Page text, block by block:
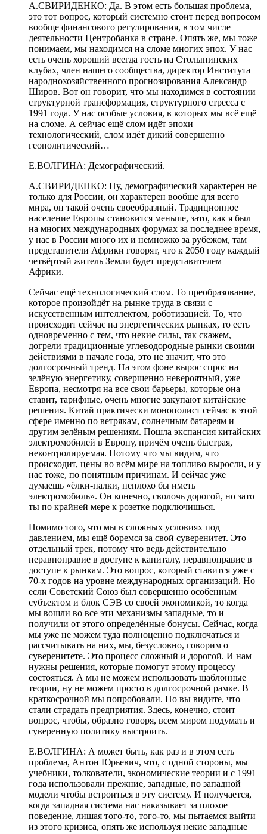
А.СВИРИДЕНКО: Да. В этом есть большая проблема,
это тот вопрос, который системно стоит перед вопросом
вообще финансового регулирования, в том числе
деятельности Центробанка в стране. Опять же, мы тоже
понимаем, мы находимся на сломе многих эпох. У нас
есть очень хороший всегда гость на Столыпинских
клубах, член нашего сообщества, директор Института
народнохозяйственного прогнозирования Александр
Широв. Вот он говорит, что мы находимся в состоянии
структурной трансформация, структурного стресса с
1991 года. У нас особые условия, в которых мы всё ещё
на сломе. А сейчас ещё слом идёт эпохи
технологический, слом идёт дикий совершенно
геополитический…
Е.ВОЛГИНА: Демографический.
А.СВИРИДЕНКО: Ну, демографический характерен не
только для России, он характерен вообще для всего
мира, он такой очень своеобразный. Традиционное
население Европы становится меньше, зато, как я был
на многих международных форумах за последнее время,
у нас в России много их и немножко за рубежом, там
представители Африки говорят, что к 2050 году каждый
четвёртый житель Земли будет представителем
Африки.
Сейчас ещё технологический слом. То преобразование,
которое произойдёт на рынке труда в связи с
искусственным интеллектом, роботизацией. То, что
происходит сейчас на энергетических рынках, то есть
одновременно с тем, что некие силы, так скажем,
догрели традиционные углеводородные рынки своими
действиями в начале года, это не значит, что это
долгосрочный тренд. На этом фоне вырос спрос на
зелёную энергетику, совершенно невероятный, уже
Европа, несмотря на все свои барьеры, которые она
ставит, тарифные, очень многие закупают китайские
решения. Китай практически монополист сейчас в этой
сфере именно по ветрякам, солнечным батареям и
другим зелёным решениям. Пошла экспансия китайских
электромобилей в Европу, причём очень быстрая,
неконтролируемая. Потому что мы видим, что
происходит, цены во всём мире на топливо выросли, и у
нас тоже, по понятным причинам. И сейчас уже
думаешь «ёлки-палки, неплохо бы иметь
электромобиль». Он конечно, сволочь дорогой, но зато
ты по крайней мере к розетке подключишься.
Помимо того, что мы в сложных условиях под
давлением, мы ещё боремся за свой суверенитет. Это
отдельный трек, потому что ведь действительно
неравноправие в доступе к капиталу, неравноправие в
доступе к рынкам. Это вопрос, который ставится уже с
70-х годов на уровне международных организаций. Но
если Советский Союз был совершенно особенным
субъектом и блок СЭВ со своей экономикой, то когда
мы вошли во все эти механизмы западные, то и
получили от этого определённые бонусы. Сейчас, когда
мы уже не можем туда полноценно подключаться и
рассчитывать на них, мы, безусловно, говорим о
суверенитете. Это процесс сложный и дорогой. И нам
нужны решения, которые помогут этому процессу
состояться. А мы не можем использовать шаблонные
теории, ну не можем просто в долгосрочной рамке. В
краткосрочной мы попробовали. Но вы видите, что
стали страдать предприятия. Здесь, конечно, стоит
вопрос, чтобы, образно говоря, всем миром подумать и
суверенную политику выстроить.
Е.ВОЛГИНА: А может быть, как раз и в этом есть
проблема, Антон Юрьевич, что, с одной стороны, мы
учебники, толкователи, экономические теории и с 1991
года использовали прежние, западные, по западной
модели чтобы встроиться в эту систему. И получается,
когда западная система нас наказывает за плохое
поведение, лишая того-то, того-то, мы пытаемся выйти
из этого кризиса, опять же используя некие западные